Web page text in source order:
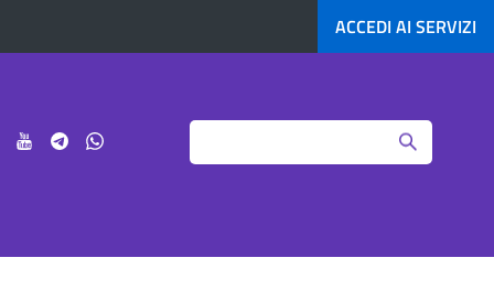
ACCEDI AI SERVIZI
Seguici SeguiciSeguiciSeguici
Search